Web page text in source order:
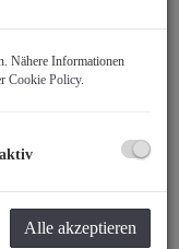
Nähere Informationen
Cookie Policy.
Alle akzeptieren